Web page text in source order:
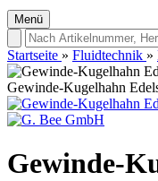
Menü
Startseite » Fluidtechnik »
Gewinde-Kugelhahn
Gewinde-